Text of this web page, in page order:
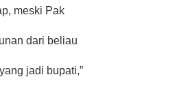
meski Pak
dari beliau
jadi bupati,”